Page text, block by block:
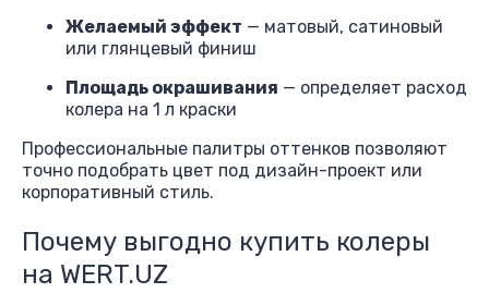
Желаемый эффект — матовый, сатиновый
или глянцевый финиш
Площадь окрашивания — определяет расход
колера на 1 л краски
Профессиональные палитры оттенков позволяют
точно подобрать цвет под дизайн-проект или
корпоративный стиль.
Почему выгодно купить колеры
на WERT.UZ